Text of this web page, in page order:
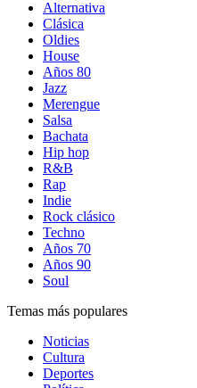
Alternativa
Clásica
Oldies
House
Años 80
Jazz
Merengue
Salsa
Bachata
Hip hop
R&B
Rap
Indie
Rock clásico
Techno
Años 70
Años 90
Soul
Temas más populares
Noticias
Cultura
Deportes